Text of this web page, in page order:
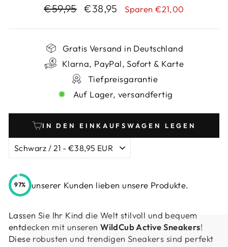
Normaler
€59,95 Sonderpreis
€38,95 Sparen €21,00
Gratis Versand in Deutschland
Klarna, PayPal, Sofort & Karte
Tiefpreisgarantie
Auf Lager, versandfertig
IN DEN EINKAUFSWAGEN LEGEN
97% unserer Kunden lieben unsere Produkte.
Lassen Sie Ihr Kind die Welt stilvoll und bequem
entdecken mit unserenWildCub Active Sneakers!
Diese robusten und trendigen Sneakers sind perfekt